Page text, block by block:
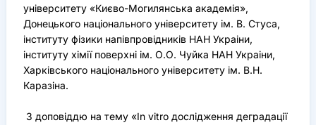
університету «Києво-Могилянська академія»,
Донецького національного університету ім. В. Стуса,
інституту фізики напівпровідників НАН Украіни,
інституту хімії поверхні ім. О.О. Чуйка НАН Украіни,
Харківського національного університету ім. В.Н.
Каразіна.
З доповіддю на тему «In vitro дослідження деградації